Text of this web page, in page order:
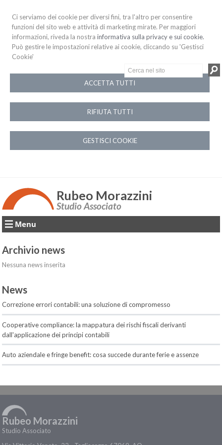
Ci serviamo dei cookie per diversi fini, tra l'altro per consentire
funzioni del sito web e attività di marketing mirate. Per maggiori
informazioni, riveda la nostrainformativa sulla privacy e sui cookie.
Può gestire le impostazioni relative ai cookie, cliccando su 'Gestisci
Cookie'
ACCETTA TUTTI
RIFIUTA TUTTI
GESTISCI COOKIE
Rubeo Morazzini
Studio Associato
Menu
Archivio news
Nessuna news inserita
News
Correzione errori contabili: una soluzione di compromesso
Cooperative compliance: la mappatura dei rischi fiscali derivanti
dall'applicazione dei principi contabili
Auto aziendale e fringe benefit: cosa succede durante ferie e assenze
Rubeo Morazzini
Studio Associato